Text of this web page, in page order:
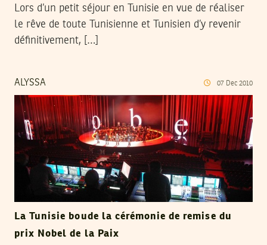
Lors d’un petit séjour en Tunisie en vue de réaliser
le rêve de toute Tunisienne et Tunisien d’y revenir
définitivement, […]
ALYSSA 07 Dec 2010
La Tunisie boude la cérémonie de remise du
prix Nobel de la Paix